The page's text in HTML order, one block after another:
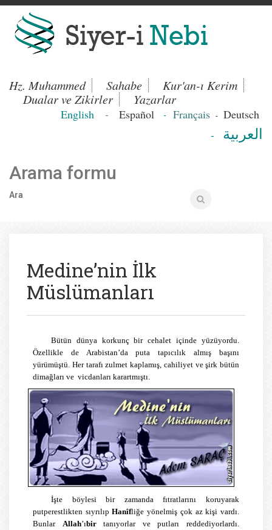
Hz. Muhammed Sahabe
Kur'an-ı Kerim
Dualar ve Zikirler
Yazarlar
English - Español - Français - Deutsch
-
العربية
Arama formu
Ara
Medine’nin İlk
Müslümanları
Bütün dünya korkunç bir cehalet içinde yüzüyordu.
Özellikle de Arabistan’da puta tapıcılık almış başını
yürümüştü. Her tarafı zulmet kaplamış, cahiliyet ve şirk bütün
dimağları ve vicdanları karartmıştı.
İşte böylesi bir zamanda fıtratlarını koruyarak
putperestlikten sıyrılıpHanîfliğe yönelmiş çok az kişi vardı.
Bunlar Allah’ıbirtanıyorlar ve putları reddediyorlardı.